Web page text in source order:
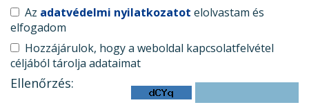
Az adatvédelmi nyilatkozatot elolvastam és
elfogadom
Hozzájárulok, hogy a weboldal kapcsolatfelvétel
céljából tárolja adataimat
Ellenőrzés: